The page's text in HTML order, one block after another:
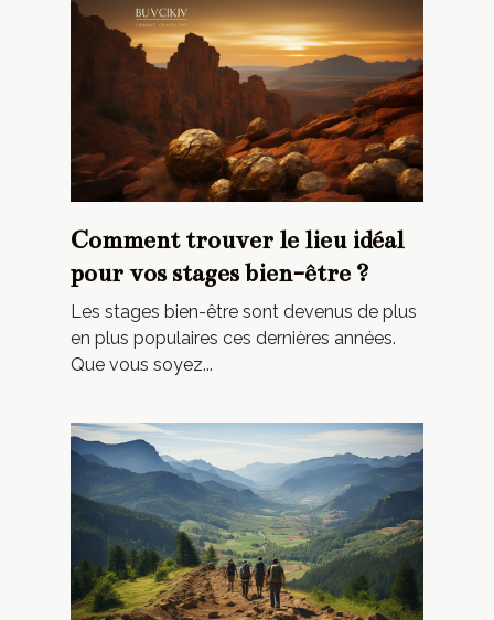
Comment trouver le lieu idéal
pour vos stages bien-être ?
Les stages bien-être sont devenus de plus
en plus populaires ces dernières années.
Que vous soyez...